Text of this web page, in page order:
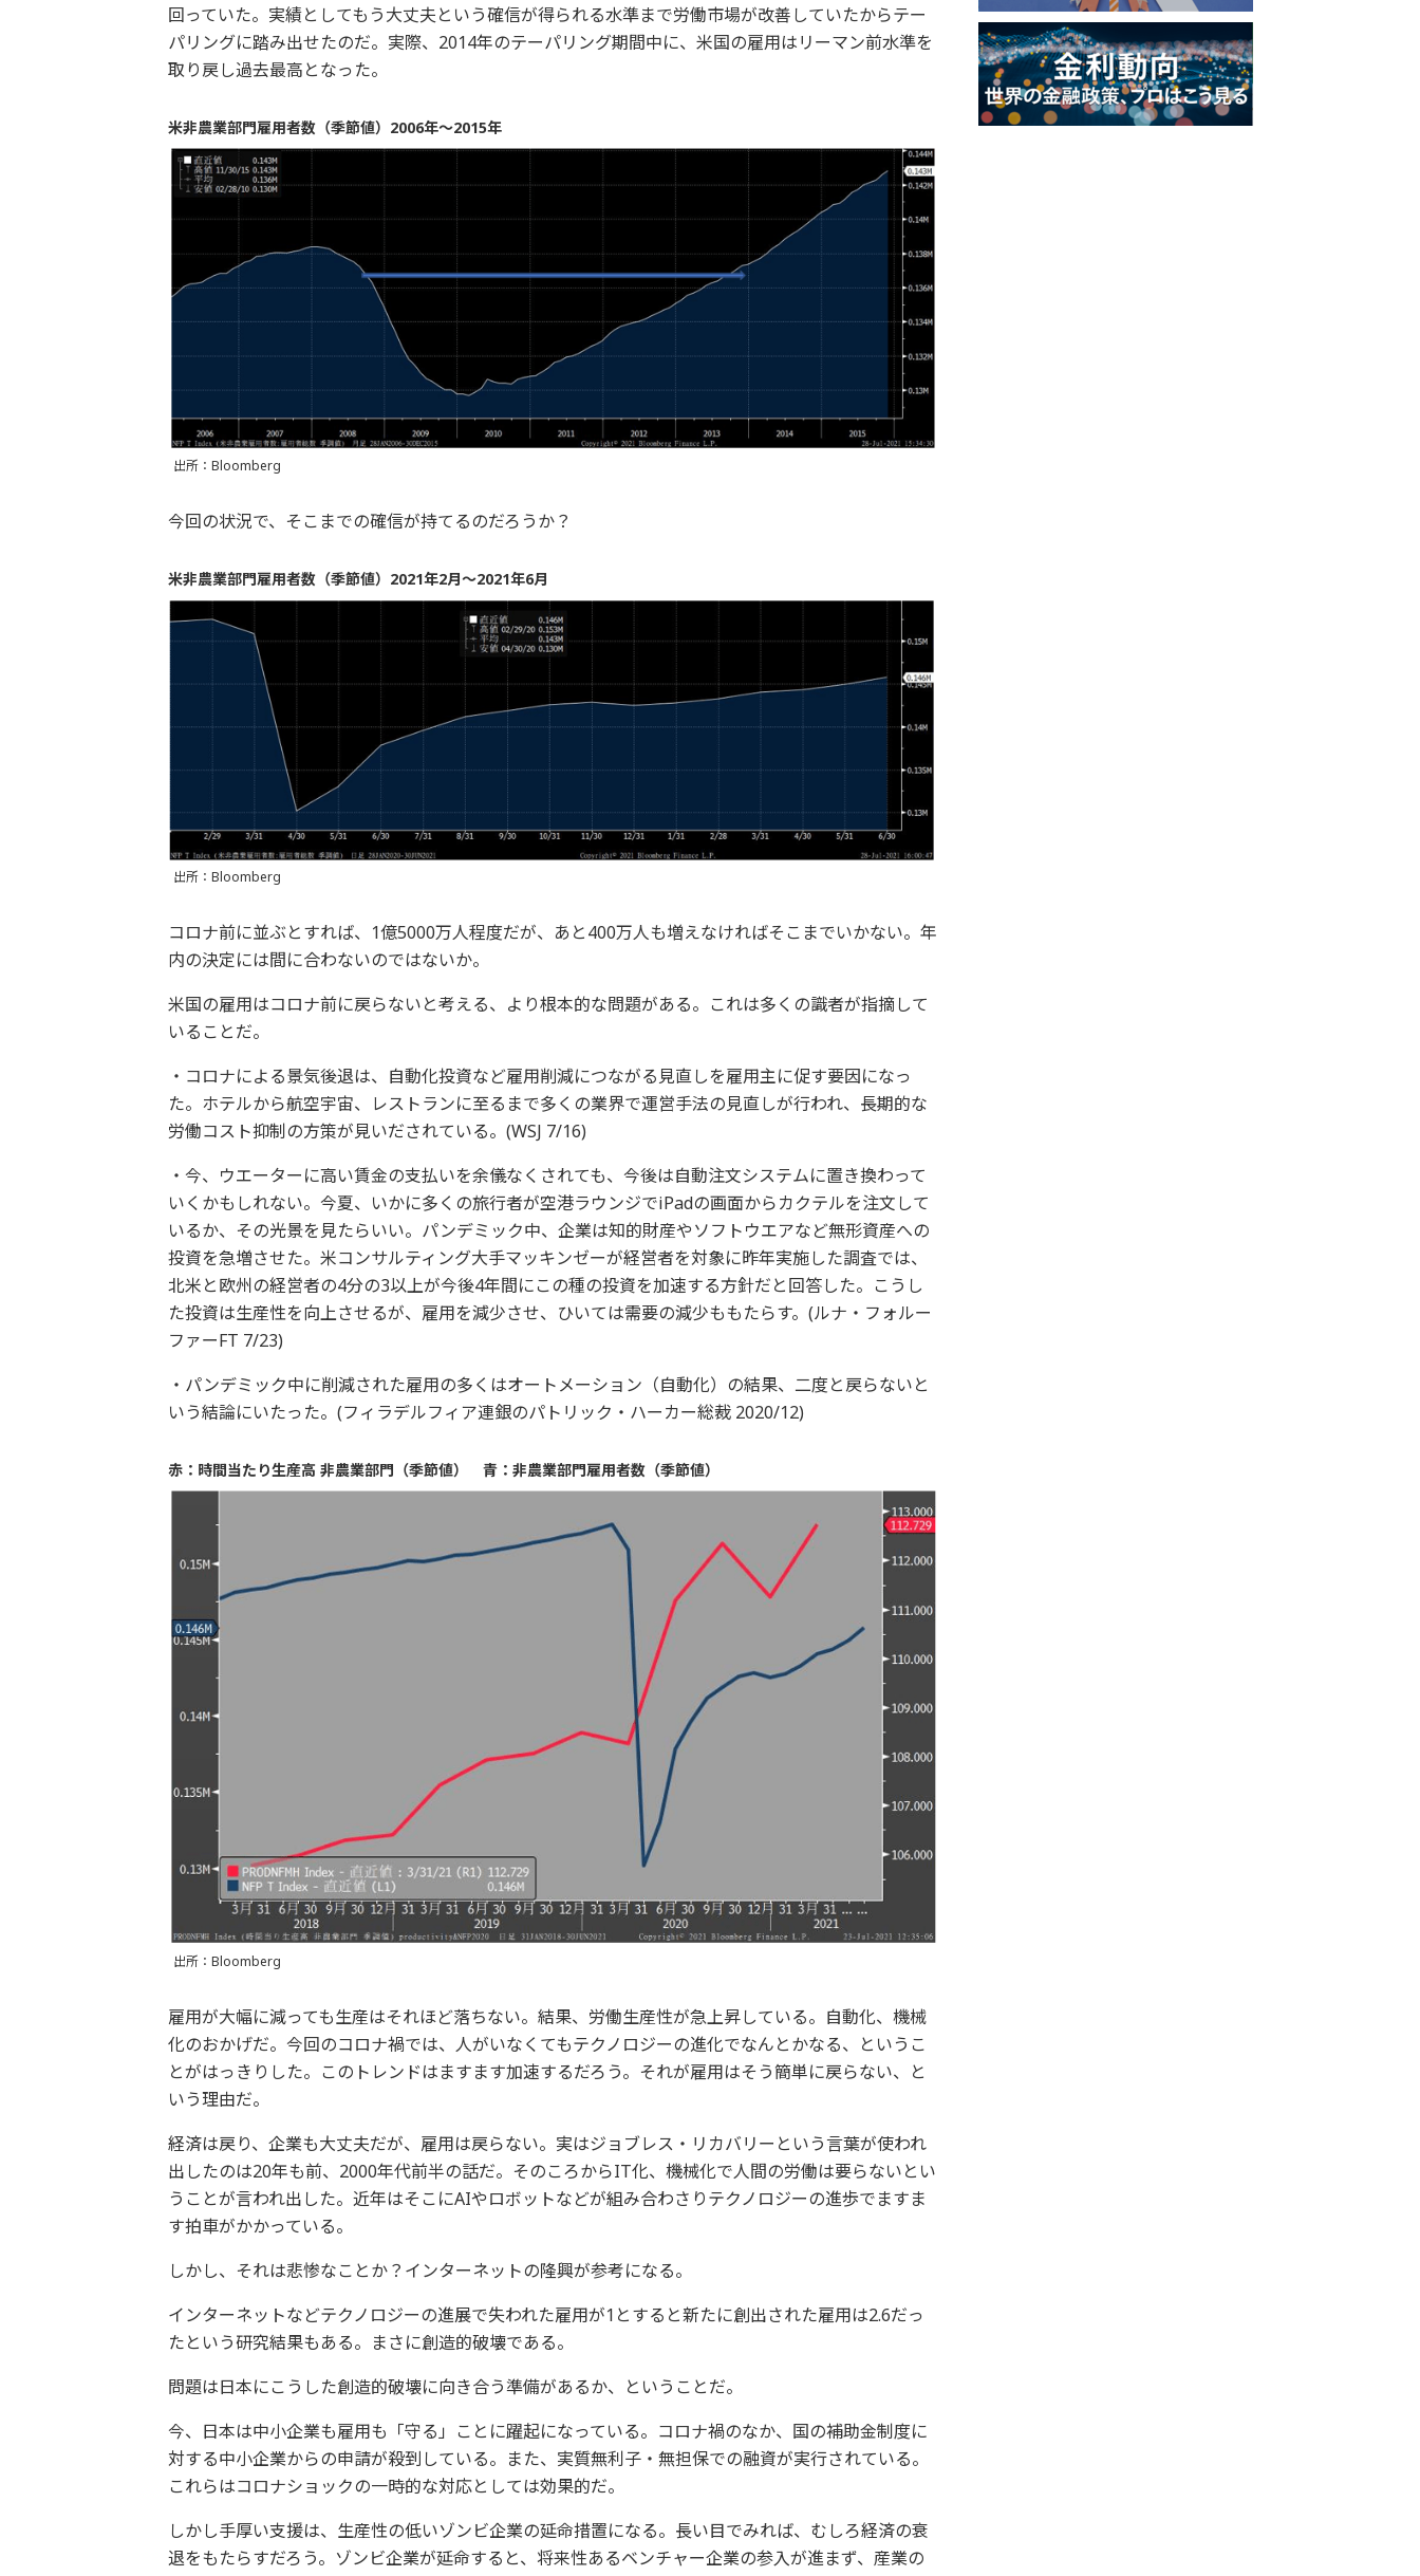
回っていた。実績としてもう大丈夫という確信が得られる水準まで労働市場が改善していたからテー
パリングに踏み出せたのだ。実際、2014年のテーパリング期間中に、米国の雇用はリーマン前水準を
取り戻し過去最高となった。
米非農業部門雇用者数（季節値）2006年～2015年
出所：Bloomberg
今回の状況で、そこまでの確信が持てるのだろうか？
米非農業部門雇用者数（季節値）2021年2月～2021年6月
出所：Bloomberg
コロナ前に並ぶとすれば、1億5000万人程度だが、あと400万人も増えなければそこまでいかない。年
内の決定には間に合わないのではないか。
米国の雇用はコロナ前に戻らないと考える、より根本的な問題がある。これは多くの識者が指摘して
いることだ。
・コロナによる景気後退は、自動化投資など雇用削減につながる見直しを雇用主に促す要因になっ
た。ホテルから航空宇宙、レストランに至るまで多くの業界で運営手法の見直しが行われ、長期的な
労働コスト抑制の方策が見いだされている。(WSJ 7/16)
・今、ウエーターに高い賃金の支払いを余儀なくされても、今後は自動注文システムに置き換わって
いくかもしれない。今夏、いかに多くの旅行者が空港ラウンジでiPadの画面からカクテルを注文して
いるか、その光景を見たらいい。パンデミック中、企業は知的財産やソフトウエアなど無形資産への
投資を急増させた。米コンサルティング大手マッキンゼーが経営者を対象に昨年実施した調査では、
北米と欧州の経営者の4分の3以上が今後4年間にこの種の投資を加速する方針だと回答した。こうし
た投資は生産性を向上させるが、雇用を減少させ、ひいては需要の減少ももたらす。(ルナ・フォルー
ファーFT 7/23)
・パンデミック中に削減された雇用の多くはオートメーション（自動化）の結果、二度と戻らないと
いう結論にいたった。(フィラデルフィア連銀のパトリック・ハーカー総裁 2020/12)
赤：時間当たり生産高 非農業部門（季節値） 青：非農業部門雇用者数（季節値）
出所：Bloomberg
雇用が大幅に減っても生産はそれほど落ちない。結果、労働生産性が急上昇している。自動化、機械
化のおかげだ。今回のコロナ禍では、人がいなくてもテクノロジーの進化でなんとかなる、というこ
とがはっきりした。このトレンドはますます加速するだろう。それが雇用はそう簡単に戻らない、と
いう理由だ。
経済は戻り、企業も大丈夫だが、雇用は戻らない。実はジョブレス・リカバリーという言葉が使われ
出したのは20年も前、2000年代前半の話だ。そのころからIT化、機械化で人間の労働は要らないとい
うことが言われ出した。近年はそこにAIやロボットなどが組み合わさりテクノロジーの進歩でますま
す拍車がかかっている。
しかし、それは悲惨なことか？インターネットの隆興が参考になる。
インターネットなどテクノロジーの進展で失われた雇用が1とすると新たに創出された雇用は2.6だっ
たという研究結果もある。まさに創造的破壊である。
問題は日本にこうした創造的破壊に向き合う準備があるか、ということだ。
今、日本は中小企業も雇用も「守る」ことに躍起になっている。コロナ禍のなか、国の補助金制度に
対する中小企業からの申請が殺到している。また、実質無利子・無担保での融資が実行されている。
これらはコロナショックの一時的な対応としては効果的だ。
しかし手厚い支援は、生産性の低いゾンビ企業の延命措置になる。長い目でみれば、むしろ経済の衰
退をもたらすだろう。ゾンビ企業が延命すると、将来性あるベンチャー企業の参入が進まず、産業の